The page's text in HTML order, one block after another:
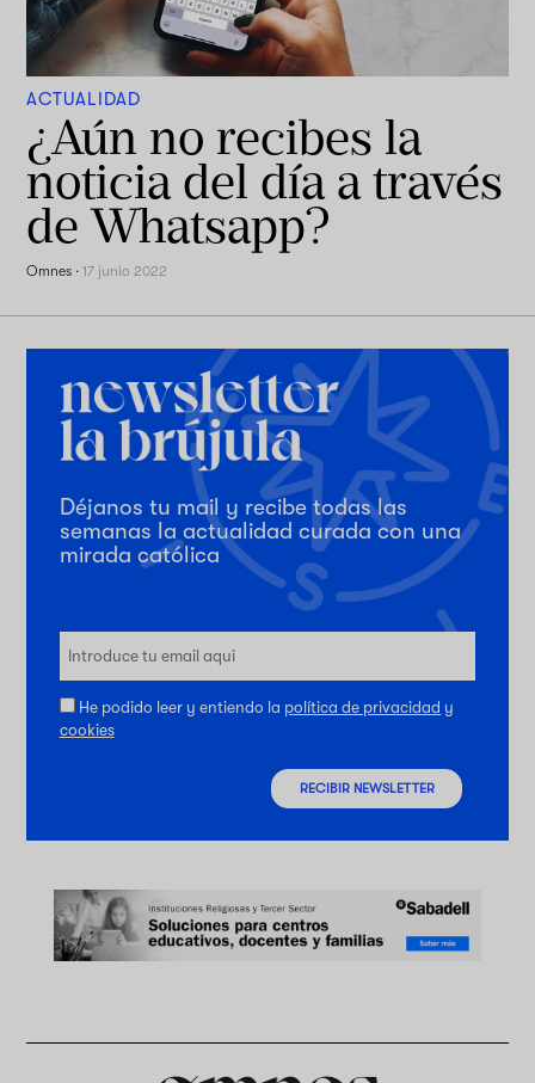
ACTUALIDAD
¿Aún no recibes la
noticia del día a través
de Whatsapp?
Omnes ·17 junio 2022
Déjanos tu mail y recibe todas las
semanas la actualidad curada con una
mirada católica
He podido leer y entiendo la política de privacidad y
cookies
RECIBIR NEWSLETTER